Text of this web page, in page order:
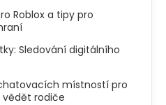
Roblox a tipy pro
Sledování digitálního
místností pro
vědět rodiče